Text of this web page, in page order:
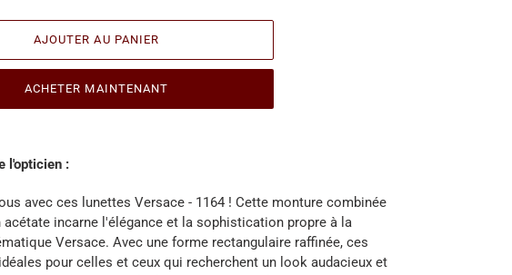
AJOUTER AU PANIER
ACHETER MAINTENANT
l'opticien :
avec ces lunettes Versace - 1164 ! Cette monture combinée
acétate incarne l'élégance et la sophistication propre à la
Versace. Avec une forme rectangulaire raffinée, ces
pour celles et ceux qui recherchent un look audacieux et